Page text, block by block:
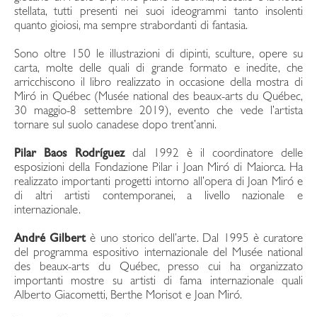
stellata, tutti presenti nei suoi ideogrammi tanto insolenti
quanto gioiosi, ma sempre strabordanti di fantasia.
Sono oltre 150 le illustrazioni di dipinti, sculture, opere su
carta, molte delle quali di grande formato e inedite, che
arricchiscono il libro realizzato in occasione della mostra di
Miró in Québec (Musée national des beaux-arts du Québec,
30 maggio-8 settembre 2019), evento che vede l’artista
tornare sul suolo canadese dopo trent’anni.
Pilar Baos Rodríguez dal 1992 è il coordinatore delle
esposizioni della Fondazione Pilar i Joan Miró di Maiorca. Ha
realizzato importanti progetti intorno all’opera di Joan Miró e
di altri artisti contemporanei, a livello nazionale e
internazionale.
André Gilbertè uno storico dell’arte. Dal 1995 è curatore
del programma espositivo internazionale del Musée national
des beaux-arts du Québec, presso cui ha organizzato
importanti mostre su artisti di fama internazionale quali
Alberto Giacometti, Berthe Morisot e Joan Miró.